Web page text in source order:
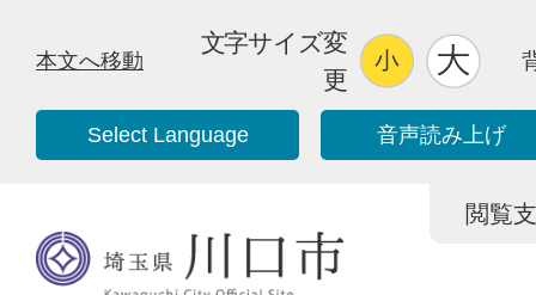
本文へ移動
文字サイズ変
更
Select Language 音声読み上げ
閲覧